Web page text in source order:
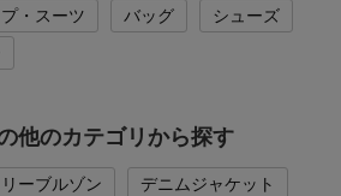
・スーツ バッグ
シューズ
他のカテゴリから探す
ーブルゾン
デニムジャケット